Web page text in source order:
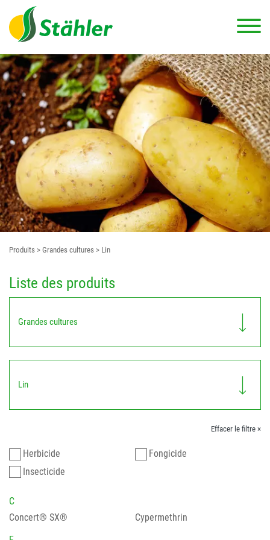
Produits > Grandes cultures > Lin
Liste des produits
Grandes cultures
Lin
Effacer le filtre ×
Herbicide
Fongicide
Insecticide
C
Concert® SX®
Cypermethrin